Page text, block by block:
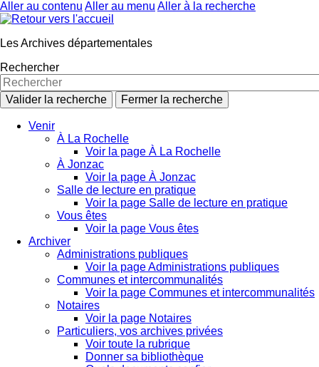
Aller au contenu Aller au menu Aller à la recherche
Les Archives départementales
Rechercher
Valider la recherche Fermer la recherche
Venir
À La Rochelle
Voir la page À La Rochelle
À Jonzac
Voir la page À Jonzac
Salle de lecture en pratique
Voir la page Salle de lecture en pratique
Vous êtes
Voir la page Vous êtes
Archiver
Administrations publiques
Voir la page Administrations publiques
Communes et intercommunalités
Voir la page Communes et intercommunalités
Notaires
Voir la page Notaires
Particuliers, vos archives privées
Voir toute la rubrique
Donner sa bibliothèque